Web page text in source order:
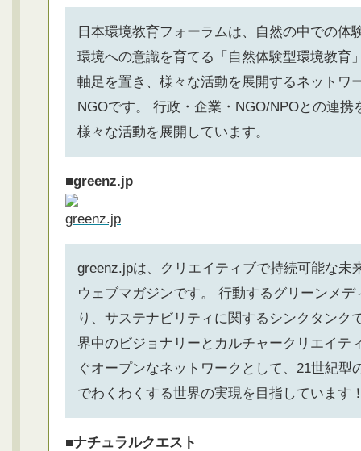
日本環境教育フォーラムは、自然の中での体
環境への意識を育てる「自然体験型環境教育
軸足を置き、様々な活動を展開するネットワ
NGOです。 行政・企業・NGO/NPOとの連携
様々な活動を展開しています。
■greenz.jp
greenz.jpは、クリエイティブで持続可能な未
ウェブマガジンです。 行動するグリーンメデ
り、サステナビリティに関するシンクタンク
界中のビジョナリーとカルチャークリエイテ
ぐオープンなネットワークとして、21世紀型
でわくわくする世界の実現を目指しています
■ナチュラルクエスト